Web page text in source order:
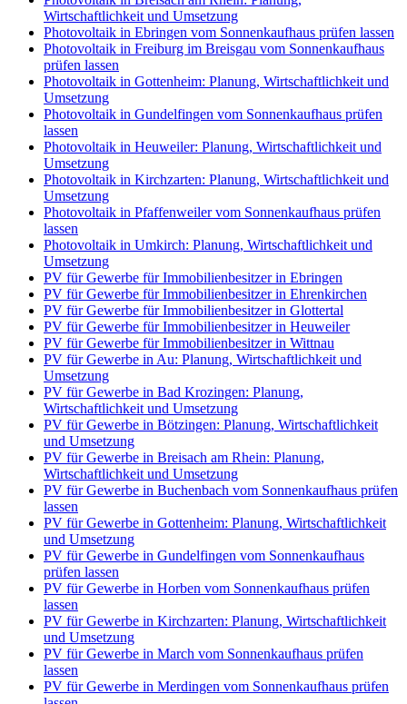
Wirtschaftlichkeit und Umsetzung
Photovoltaik in Ebringen vom Sonnenkaufhaus prüfen lassen
Photovoltaik in Freiburg im Breisgau vom Sonnenkaufhaus
prüfen lassen
Photovoltaik in Gottenheim: Planung, Wirtschaftlichkeit und
Umsetzung
Photovoltaik in Gundelfingen vom Sonnenkaufhaus prüfen
lassen
Photovoltaik in Heuweiler: Planung, Wirtschaftlichkeit und
Umsetzung
Photovoltaik in Kirchzarten: Planung, Wirtschaftlichkeit und
Umsetzung
Photovoltaik in Pfaffenweiler vom Sonnenkaufhaus prüfen
lassen
Photovoltaik in Umkirch: Planung, Wirtschaftlichkeit und
Umsetzung
PV für Gewerbe für Immobilienbesitzer in Ebringen
PV für Gewerbe für Immobilienbesitzer in Ehrenkirchen
PV für Gewerbe für Immobilienbesitzer in Glottertal
PV für Gewerbe für Immobilienbesitzer in Heuweiler
PV für Gewerbe für Immobilienbesitzer in Wittnau
PV für Gewerbe in Au: Planung, Wirtschaftlichkeit und
Umsetzung
PV für Gewerbe in Bad Krozingen: Planung,
Wirtschaftlichkeit und Umsetzung
PV für Gewerbe in Bötzingen: Planung, Wirtschaftlichkeit
und Umsetzung
PV für Gewerbe in Breisach am Rhein: Planung,
Wirtschaftlichkeit und Umsetzung
PV für Gewerbe in Buchenbach vom Sonnenkaufhaus prüfen
lassen
PV für Gewerbe in Gottenheim: Planung, Wirtschaftlichkeit
und Umsetzung
PV für Gewerbe in Gundelfingen vom Sonnenkaufhaus
prüfen lassen
PV für Gewerbe in Horben vom Sonnenkaufhaus prüfen
lassen
PV für Gewerbe in Kirchzarten: Planung, Wirtschaftlichkeit
und Umsetzung
PV für Gewerbe in March vom Sonnenkaufhaus prüfen
lassen
PV für Gewerbe in Merdingen vom Sonnenkaufhaus prüfen